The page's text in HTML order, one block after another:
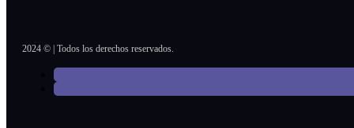
2024 © | Todos los derechos reservados.